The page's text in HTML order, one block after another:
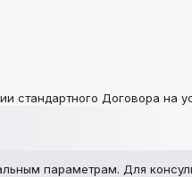
стандартного Договора на
параметрам. Для